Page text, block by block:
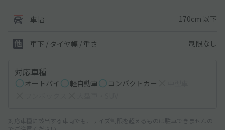
車幅 170cm 以下
車下 / タイヤ幅 / 重さ 制限なし
対応車種
オートバイ 軽自動車 コンパクトカー
対応車種に該当する車両でも、サイズ制限を超えるものは駐車できませんの